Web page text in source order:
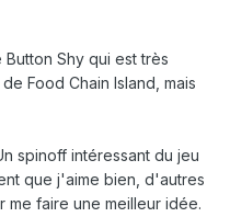
Shy qui est très
Food Chain Island, mais
spinoff intéressant du jeu
que j'aime bien, d'autres
me faire une meilleur idée.